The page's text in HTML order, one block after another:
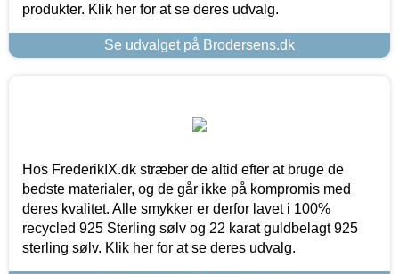
produkter. Klik her for at se deres udvalg.
Se udvalget på Brodersens.dk
Hos FrederikIX.dk stræber de altid efter at bruge de
bedste materialer, og de går ikke på kompromis med
deres kvalitet. Alle smykker er derfor lavet i 100%
recycled 925 Sterling sølv og 22 karat guldbelagt 925
sterling sølv. Klik her for at se deres udvalg.